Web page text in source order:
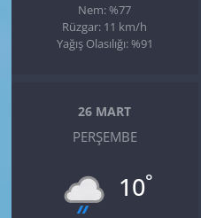
Nem: %77
Rüzgar: 11 km/h
Yağış Olasılığı: %91
26 MART
PERŞEMBE
10°